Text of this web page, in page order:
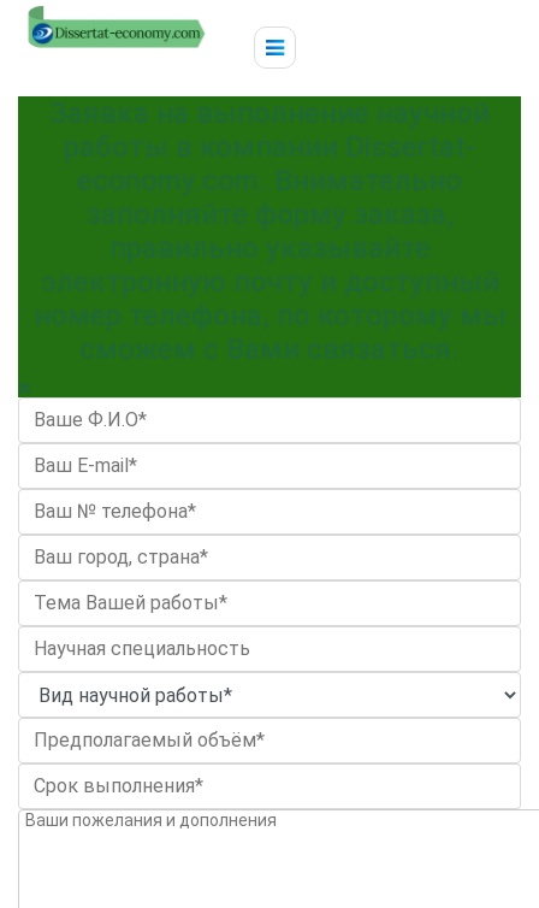
Заявка на выполнение научной
работы в компании Dissertat-
economy.com. Внимательно
заполняйте форму заказа,
правильно указывайте
электронную почту и доступный
номер телефона, по которому мы
сможем с Вами связаться.